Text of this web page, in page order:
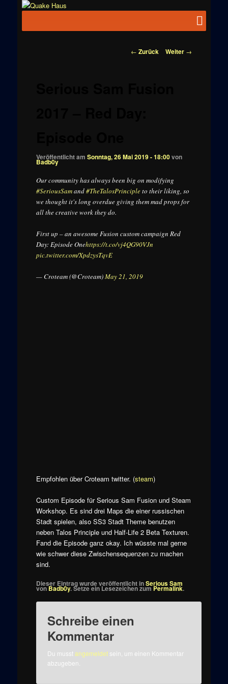
News zu
Beitragsnavigation
← Zurück Weiter →
Veröffentlicht am Sonntag, 26 Mai 2019 - 18:00von
Badb0y
Our community has always been big on modifying
#SeriousSamand#TheTalosPrincipleto their liking, so
we thought it's long overdue giving them mad props for
all the creative work they do.
First up – an awesome Fusion custom campaign Red
Day: Episode Onehttps://t.co/vj4QG90VJn
pic.twitter.com/XpdzysTqvE
— Croteam (@Croteam)May 21, 2019
Empfohlen über Croteam twitter. (steam)
Custom Episode für Serious Sam Fusion und Steam
Workshop. Es sind drei Maps die einer russischen
Stadt spielen, also SS3 Stadt Theme benutzen
neben Talos Principle und Half-Life 2 Beta Texturen.
Fand die Episode ganz okay. Ich wüsste mal gerne
wie schwer diese Zwischensequenzen zu machen
sind.
Dieser Eintrag wurde veröffentlicht inSerious Sam
vonBadb0y. Setze ein Lesezeichen zumPermalink.
Schreibe einen
Kommentar
Du musstangemeldetsein, um einen Kommentar
abzugeben.